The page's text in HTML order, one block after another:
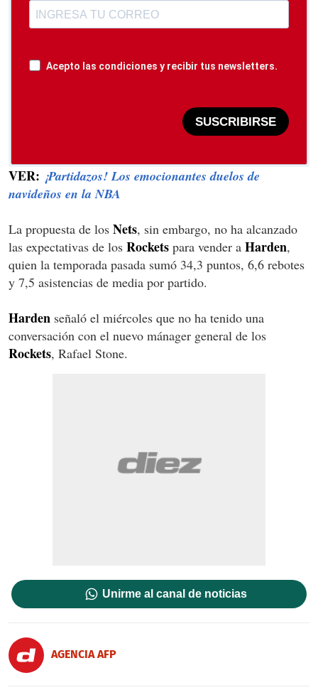
Acepto las condiciones y recibir tus newsletters.
SUSCRIBIRSE
VER: ¡Partidazos! Los emocionantes duelos de
navideños en la NBA
La propuesta de los Nets, sin embargo, no ha alcanzado
las expectativas de los Rockets para vender a Harden,
quien la temporada pasada sumó 34,3 puntos, 6,6 rebotes
y 7,5 asistencias de media por partido.
Harden señaló el miércoles que no ha tenido una
conversación con el nuevo mánager general de los
Rockets, Rafael Stone.
Unirme al canal de noticias
AGENCIA AFP